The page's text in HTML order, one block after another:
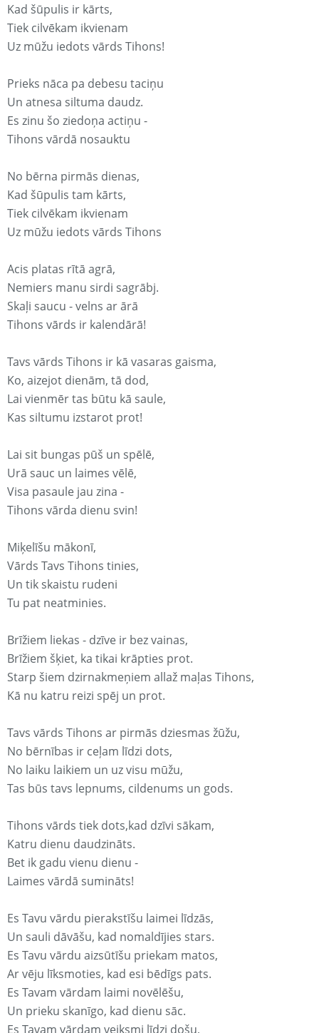
Kad šūpulis ir kārts,
Tiek cilvēkam ikvienam
Uz mūžu iedots vārds Tihons!
Prieks nāca pa debesu taciņu
Un atnesa siltuma daudz.
Es zinu šo ziedoņa actiņu -
Tihons vārdā nosauktu
No bērna pirmās dienas,
Kad šūpulis tam kārts,
Tiek cilvēkam ikvienam
Uz mūžu iedots vārds Tihons
Acis platas rītā agrā,
Nemiers manu sirdi sagrābj.
Skaļi saucu - velns ar ārā
Tihons vārds ir kalendārā!
Tavs vārds Tihons ir kā vasaras gaisma,
Ko, aizejot dienām, tā dod,
Lai vienmēr tas būtu kā saule,
Kas siltumu izstarot prot!
Lai sit bungas pūš un spēlē,
Urā sauc un laimes vēlē,
Visa pasaule jau zina -
Tihons vārda dienu svin!
Miķelīšu mākonī,
Vārds Tavs Tihons tinies,
Un tik skaistu rudeni
Tu pat neatminies.
Brīžiem liekas - dzīve ir bez vainas,
Brīžiem šķiet, ka tikai krāpties prot.
Starp šiem dzirnakmeņiem allaž maļas Tihons,
Kā nu katru reizi spēj un prot.
Tavs vārds Tihons ar pirmās dziesmas žūžu,
No bērnības ir ceļam līdzi dots,
No laiku laikiem un uz visu mūžu,
Tas būs tavs lepnums, cildenums un gods.
Tihons vārds tiek dots,kad dzīvi sākam,
Katru dienu daudzināts.
Bet ik gadu vienu dienu -
Laimes vārdā sumināts!
Es Tavu vārdu pierakstīšu laimei līdzās,
Un sauli dāvāšu, kad nomaldījies stars.
Es Tavu vārdu aizsūtīšu priekam matos,
Ar vēju līksmoties, kad esi bēdīgs pats.
Es Tavam vārdam laimi novēlēšu,
Un prieku skanīgo, kad dienu sāc.
Es Tavam vārdam veiksmi līdzi došu,